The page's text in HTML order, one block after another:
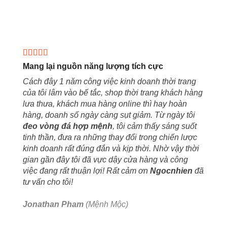
Mang lại nguồn năng lượng tích cực
Cách đây 1 năm công việc kinh doanh thời trang
của tôi lâm vào bế tắc, shop thời trang khách hàng
lưa thưa, khách mua hàng online thì hay hoàn
hàng, doanh số ngày càng sụt giảm. Từ ngày tôi
đeo vòng đá hợp mệnh, tôi cảm thấy sáng suốt
tinh thần, đưa ra những thay đổi trong chiến lược
kinh doanh rất đúng đắn và kịp thời. Nhờ vậy thời
gian gần đây tôi đã vực dậy cửa hàng và công
việc đang rất thuận lợi! Rất cảm ơn Ngocnhien đã
tư vấn cho tôi!
Jonathan Pham (Mệnh Mộc)